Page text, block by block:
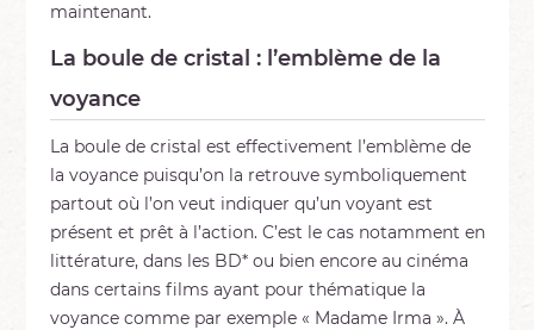
maintenant.
La boule de cristal : l’emblème de la
voyance
La boule de cristal est effectivement l’emblème de
la voyance puisqu’on la retrouve symboliquement
partout où l’on veut indiquer qu’un voyant est
présent et prêt à l’action. C’est le cas notamment en
littérature, dans les BD* ou bien encore au cinéma
dans certains films ayant pour thématique la
voyance comme par exemple « Madame Irma ». À